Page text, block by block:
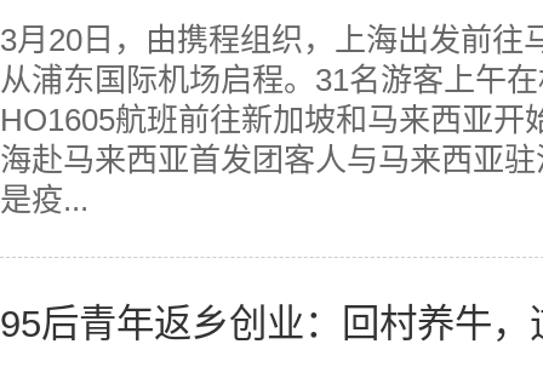
3月20日，由携程组织，上海出发前往
从浦东国际机场启程。31名游客上午
HO1605航班前往新加坡和马来西亚开
海赴马来西亚首发团客人与马来西亚
是疫...
95后青年返乡创业：回村养牛，